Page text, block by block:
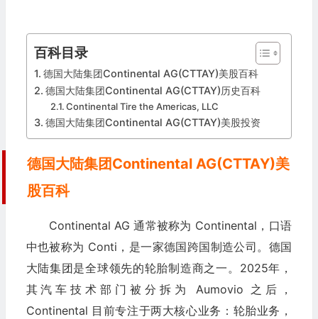
百科目录
德国大陆集团Continental AG(CTTAY)美股百科
德国大陆集团Continental AG(CTTAY)历史百科
Continental Tire the Americas, LLC
德国大陆集团Continental AG(CTTAY)美股投资
德国大陆集团Continental AG(CTTAY)美
股百科
Continental AG 通常被称为 Continental，口语
中也被称为 Conti，是一家德国跨国制造公司。德国
大陆集团是全球领先的轮胎制造商之一。2025年，
其汽车技术部门被分拆为 Aumovio 之后，
Continental 目前专注于两大核心业务：轮胎业务，